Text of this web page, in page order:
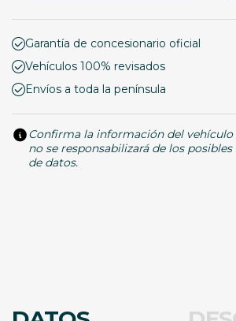
Garantía de concesionario oficial
Vehículos 100% revisados
Envíos a toda la península
Confirma la información del
no se responsabilizará de los
de datos.